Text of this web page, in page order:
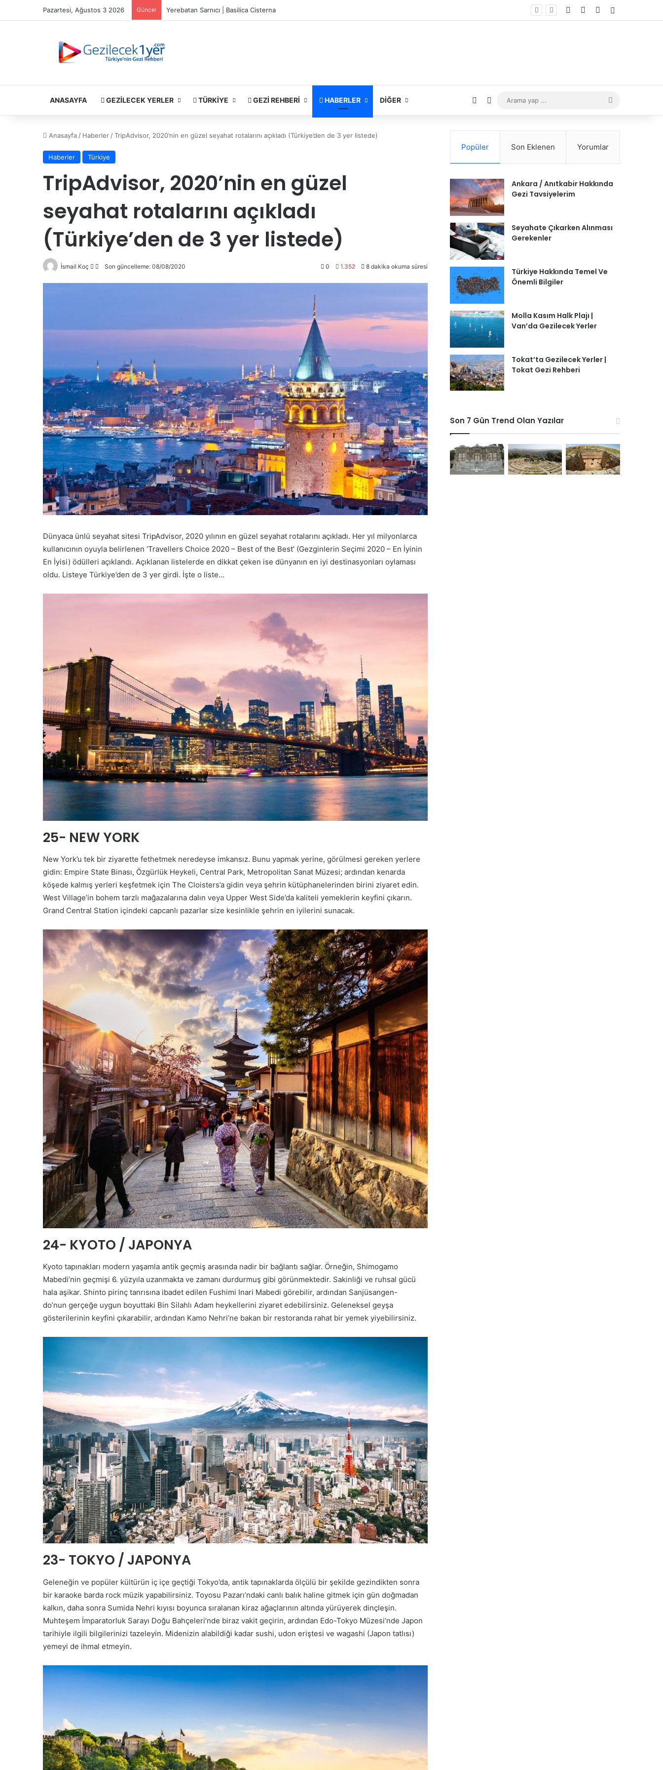
Pazartesi, Ağustos 3 2026 Güncel Yerebatan Sarnıcı | Basilica Cisterna FacebookYouTubeInstagram
ANASAYFA GEZILECEK YERLER TÜRKIYE GEZI REHBERI HABERLER DIĞER Rastgele Makale
Dış görünümü değiştir
Arama
yap
Anasayfa / Haberler /TripAdvisor, 2020’nin en güzel seyahat rotalarını açıkladı (Türkiye’den de 3 yer listede)
Haberler Türkiye
TripAdvisor, 2020’nin en güzel
seyahat rotalarını açıkladı
(Türkiye’den de 3 yer listede)
İsmail Koç
Follow
BirSon güncelleme: 08/08/2020 0 1.352 8 dakika okuma süresi
Dünyaca ünlü seyahat sitesi TripAdvisor, 2020 yılının en güzel seyahat rotalarını açıkladı. Her yıl milyonlarca
kullanıcının oyuyla belirlenen ‘Travellers Choice 2020 – Best of the Best’ (Gezginlerin Seçimi 2020 – En İyinin
En İyisi) ödülleri açıklandı. Açıklanan listelerde en dikkat çeken ise dünyanın en iyi destinasyonları oylaması
oldu. Listeye Türkiye’den de 3 yer girdi. İşte o liste…
25- NEW YORK
New York’u tek bir ziyarette fethetmek neredeyse imkansız. Bunu yapmak yerine, görülmesi gereken yerlere
gidin: Empire State Binası, Özgürlük Heykeli, Central Park, Metropolitan Sanat Müzesi; ardından kenarda
köşede kalmış yerleri keşfetmek için The Cloisters’a gidin veya şehrin kütüphanelerinden birini ziyaret edin.
West Village’in bohem tarzlı mağazalarına dalın veya Upper West Side’da kaliteli yemeklerin keyfini çıkarın.
Grand Central Station içindeki capcanlı pazarlar size kesinlikle şehrin en iyilerini sunacak.
24- KYOTO / JAPONYA
Kyoto tapınakları modern yaşamla antik geçmiş arasında nadir bir bağlantı sağlar. Örneğin, Shimogamo
Mabedi’nin geçmişi 6. yüzyıla uzanmakta ve zamanı durdurmuş gibi görünmektedir. Sakinliği ve ruhsal gücü
hala aşikar. Shinto pirinç tanrısına ibadet edilen Fushimi Inari Mabedi görebilir, ardından Sanjüsangen-
do’nun gerçeğe uygun boyuttaki Bin Silahlı Adam heykellerini ziyaret edebilirsiniz. Geleneksel geyşa
gösterilerinin keyfini çıkarabilir, ardından Kamo Nehri’ne bakan bir restoranda rahat bir yemek yiyebilirsiniz.
23- TOKYO / JAPONYA
Geleneğin ve popüler kültürün iç içe geçtiği Tokyo’da, antik tapınaklarda ölçülü bir şekilde gezindikten sonra
bir karaoke barda rock müzik yapabilirsiniz. Toyosu Pazarı’ndaki canlı balık haline gitmek için gün doğmadan
kalkın, daha sonra Sumida Nehri kıyısı boyunca sıralanan kiraz ağaçlarının altında yürüyerek dinçleşin.
Muhteşem İmparatorluk Sarayı Doğu Bahçeleri’nde biraz vakit geçirin, ardından Edo-Tokyo Müzesi’nde Japon
tarihiyle ilgili bilgilerinizi tazeleyin. Midenizin alabildiği kadar sushi, udon eriştesi ve wagashi (Japon tatlısı)
yemeyi de ihmal etmeyin.
Popüler Son Eklenen Yorumlar
Ankara / Anıtkabir Hakkında
Gezi Tavsiyelerim
Seyahate Çıkarken Alınması
Gerekenler
Türkiye Hakkında Temel Ve
Önemli Bilgiler
Molla Kasım Halk Plajı |
Van’da Gezilecek Yerler
Tokat’ta Gezilecek Yerler |
Tokat Gezi Rehberi
Son 7 Gün Trend Olan Yazılar